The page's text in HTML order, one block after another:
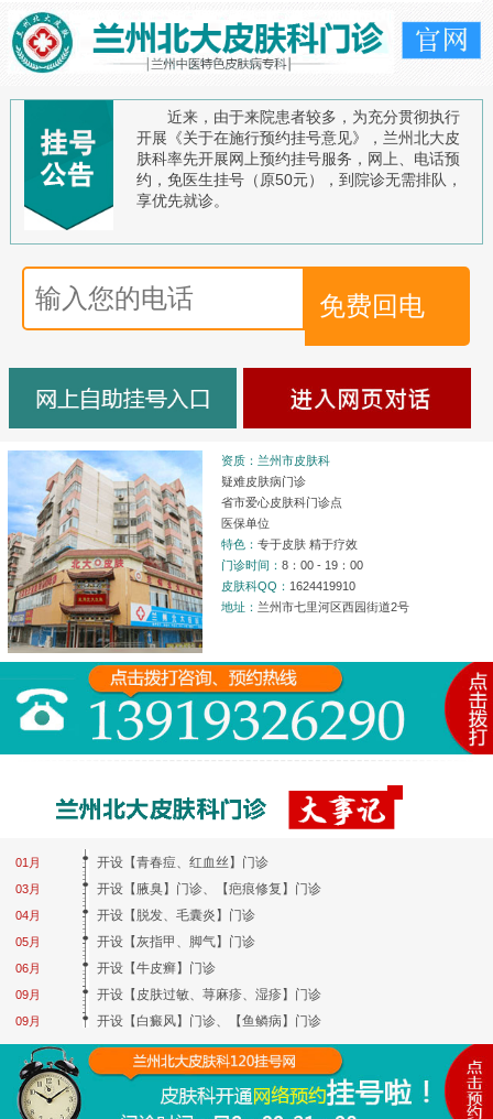
近来，由于来院患者较多，为充分贯彻执行
开展《关于在施行预约挂号意见》，兰州北大皮
肤科率先开展网上预约挂号服务，网上、电话预
约，免医生挂号（原50元），到院诊无需排队，
享优先就诊。
资质：兰州市皮肤科
疑难皮肤病门诊
省市爱心皮肤科门诊点
医保单位
特色：专于皮肤 精于疗效
门诊时间：8：00 - 19：00
皮肤科QQ： 1624419910
地址： 兰州市七里河区西园街道2号
01月
03月
04月
05月
06月
09月
09月
开设【青春痘、红血丝】门诊
开设【腋臭】门诊、【疤痕修复】门诊
开设【脱发、毛囊炎】门诊
开设【灰指甲、脚气】门诊
开设【牛皮癣】门诊
开设【皮肤过敏、荨麻疹、湿疹】门诊
开设【白癜风】门诊、【鱼鳞病】门诊